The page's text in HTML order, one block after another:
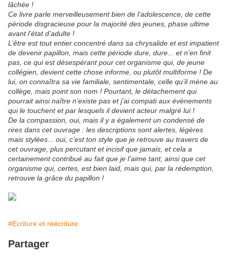
lâchée !
Ce livre parle merveilleusement bien de l’adolescence, de cette
période disgracieuse pour la majorité des jeunes, phase ultime
avant l’état d’adulte !
L’être est tout entier concentré dans sa chrysalide et est impatient
de devenir papillon, mais cette période dure, dure... et n’en finit
pas, ce qui est désespérant pour cet organisme qui, de jeune
collégien, devient cette chose informe, ou plutôt multiforme ! De
lui, on connaîtra sa vie familiale, sentimentale, celle qu’il mène au
collège, mais point son nom ! Pourtant, le détachement qui
pourrait ainsi naître n’existe pas et j’ai compati aux évènements
qui le touchent et par lesquels il devient acteur malgré lui !
De la compassion, oui, mais il y a également un condensé de
rires dans cet ouvrage : les descriptions sont alertes, légères
mais stylées... oui, c’est ton style que je retrouve au travers de
cet ouvrage, plus percutant et incisif que jamais, et cela a
certainement contribué au fait que je l’aime tant, ainsi que cet
organisme qui, certes, est bien laid, mais qui, par la rédemption,
retrouve la grâce du papillon !
#Ecriture et réécriture
Partager